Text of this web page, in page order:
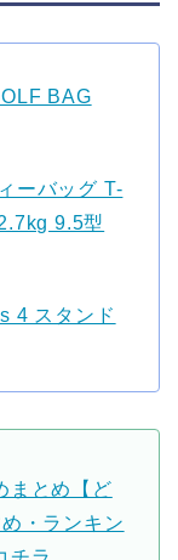
BAG
ーバッグ T-
9.5型
4 スタンド
まとめ【ど
・ランキン